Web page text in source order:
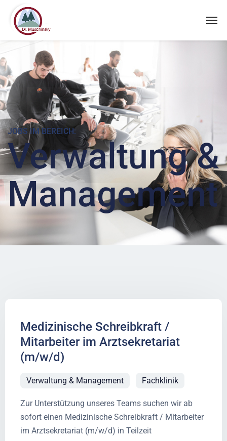
JOBS IM BEREICH:
Verwaltung &
Management
Medizinische Schreibkraft /
Mitarbeiter im Arztsekretariat
(m/w/d)
Verwaltung & Management Fachklinik
Zur Unterstützung unseres Teams suchen wir ab
sofort einen Medizinische Schreibkraft / Mitarbeiter
im Arztsekretariat (m/w/d) in Teilzeit